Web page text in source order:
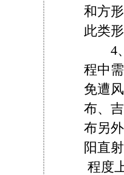
和方
此类
4、
程中
免遭
布、
布另
阳直
程度